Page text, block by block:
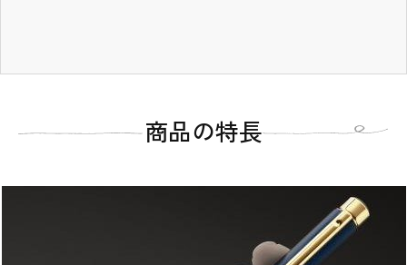
商品の特長